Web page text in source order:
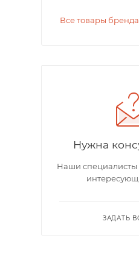
Все товары бренда
Нужна
Наши специалисты
ЗАДАТЬ